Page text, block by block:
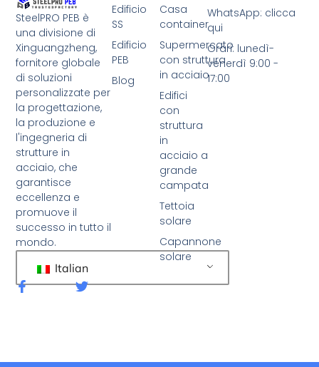
SteelPRO PEB è
una divisione di
Xinguangzheng,
fornitore globale
di soluzioni
personalizzate per
la progettazione,
la produzione e
l'ingegneria di
strutture in
acciaio, che
garantisce
eccellenza e
promuove il
successo in tutto il
mondo.
Italian
F
a
o
C
t
Casa
container
Supermercato
con struttura
in acciaio
Edifici
con
struttura
in
acciaio a
grande
campata
Tettoia
solare
Capannone
solare
Edificio
SS
Edificio
PEB
Blog
WhatsApp: clicca
qui
Orari: lunedì-
venerdì 9:00 -
17:00